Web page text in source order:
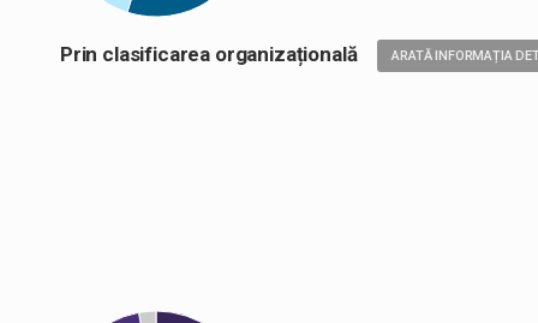
Prin clasificarea organizațională ARATĂ INFORMAȚIA